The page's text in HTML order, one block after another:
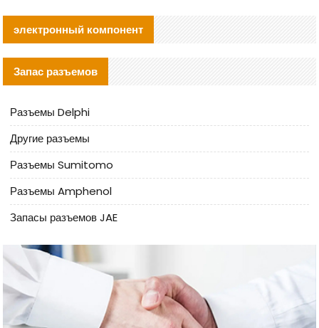
электронный компонент
Запас разъемов
Разъемы Delphi
Другие разъемы
Разъемы Sumitomo
Разъемы Amphenol
Запасы разъемов JAE